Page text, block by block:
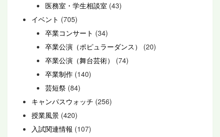
医務室・学生相談室 (43)
イベント (705)
卒業コンサート (34)
卒業公演（ポピュラーダンス）
(20)
卒業公演（舞台芸術）
(74)
卒業制作 (140)
芸短祭 (84)
キャンパスウォッチ (256)
授業風景 (420)
入試関連情報 (107)